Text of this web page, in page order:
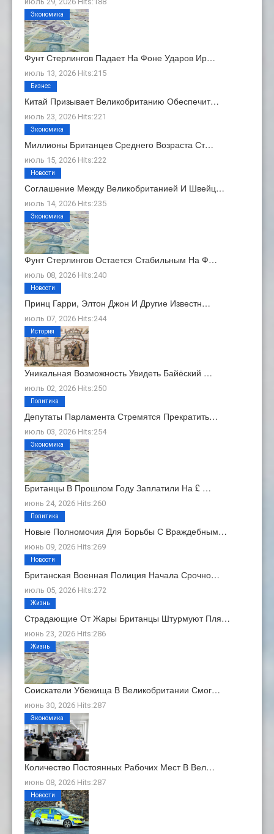
Фунт Стерлингов Падает На Фоне Ударов Ир…
июль 13, 2026 Hits:215
Экономика
Китай Призывает Великобританию Обеспечит…
июль 23, 2026 Hits:221
Бизнес
Миллионы Британцев Среднего Возраста Ст…
июль 15, 2026 Hits:222
Экономика
Соглашение Между Великобританией И Швейц…
июль 14, 2026 Hits:235
Новости
Фунт Стерлингов Остается Стабильным На Ф…
июль 08, 2026 Hits:240
Экономика
Принц Гарри, Элтон Джон И Другие Известн…
июль 07, 2026 Hits:244
Новости
Уникальная Возможность Увидеть Байёский …
июль 02, 2026 Hits:250
История
Депутаты Парламента Стремятся Прекратить…
июль 03, 2026 Hits:254
Политика
Британцы В Прошлом Году Заплатили На £ …
июнь 24, 2026 Hits:260
Экономика
Новые Полномочия Для Борьбы С Враждебным…
июнь 09, 2026 Hits:269
Политика
Британская Военная Полиция Начала Срочно…
июль 05, 2026 Hits:272
Новости
Страдающие От Жары Британцы Штурмуют Пля…
июнь 23, 2026 Hits:286
Жизнь
Соискатели Убежища В Великобритании Смог…
июнь 30, 2026 Hits:287
Жизнь
Количество Постоянных Рабочих Мест В Вел…
июнь 08, 2026 Hits:287
Экономика
Новости